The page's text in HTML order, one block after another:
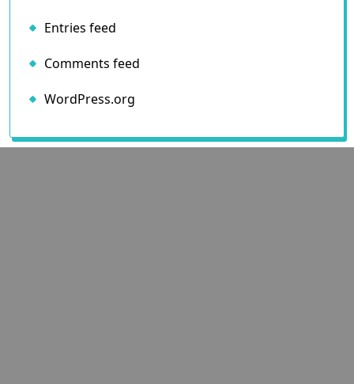
Entries feed